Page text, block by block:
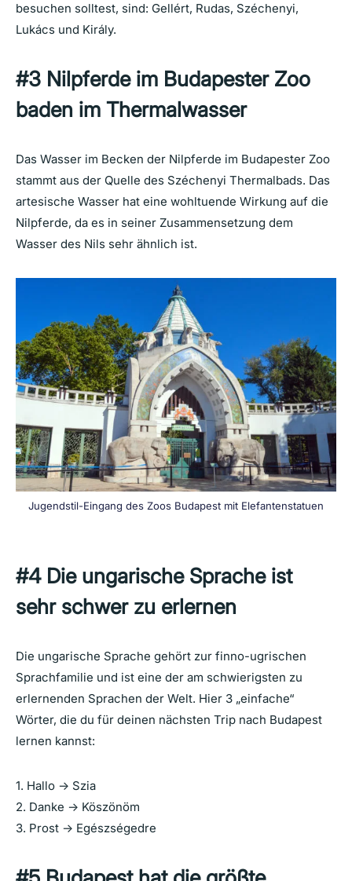
besuchen solltest, sind: Gellért, Rudas, Széchenyi,
Lukács und Király.
#3 Nilpferde im BudapesterZoo
baden im Thermalwasser
Das Wasser im Becken der Nilpferde im Budapester Zoo
stammt aus der Quelle des Széchenyi Thermalbads. Das
artesische Wasser hat eine wohltuende Wirkung auf die
Nilpferde, da es in seiner Zusammensetzung dem
Wasser des Nils sehr ähnlich ist.
Jugendstil-Eingang des Zoos Budapest mit Elefantenstatuen
#4 Die ungarische Sprache ist
sehr schwer zu erlernen
Die ungarische Sprache gehört zur finno-ugrischen
Sprachfamilie und ist eine der am schwierigsten zu
erlernenden Sprachen der Welt. Hier 3 „einfache“
Wörter, die du für deinen nächsten Trip nach Budapest
lernen kannst:
1. Hallo -> Szia
2. Danke -> Köszönöm
3. Prost -> Egészségedre